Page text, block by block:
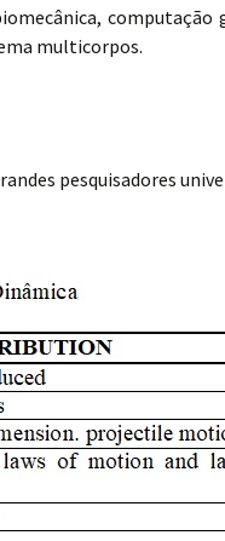
multicorpos.
pesquisadores